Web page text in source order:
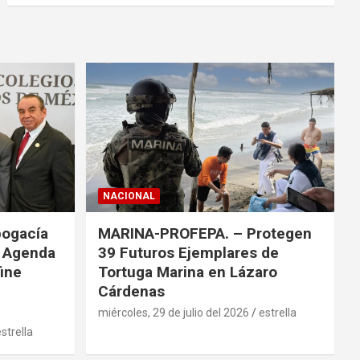
NACIONAL
MARINA-PROFEPA. – Protegen
39 Futuros Ejemplares de
Tortuga Marina en Lázaro
Cárdenas
miércoles, 29 de julio del 2026 estrella